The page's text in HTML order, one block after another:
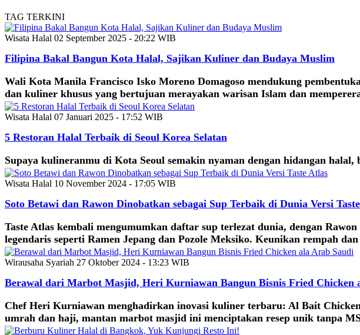
TAG TERKINI
Wisata Halal 02 September 2025 - 20:22 WIB
Filipina Bakal Bangun Kota Halal, Sajikan Kuliner dan Budaya Muslim
Wali Kota Manila Francisco Isko Moreno Domagoso mendukung
dan kuliner khusus yang bertujuan merayakan warisan Islam dan
Wisata Halal 07 Januari 2025 - 17:52 WIB
5 Restoran Halal Terbaik di Seoul Korea Selatan
Supaya kulineranmu di Kota Seoul semakin nyaman dengan hidangan
Wisata Halal 10 November 2024 - 17:05 WIB
Soto Betawi dan Rawon Dinobatkan sebagai Sup Terbaik di Dunia Versi
Taste Atlas kembali mengumumkan daftar sup terlezat dunia, dengan
legendaris seperti Ramen Jepang dan Pozole Meksiko. Keunikan rempah
Wirausaha Syariah 27 Oktober 2024 - 13:23 WIB
Berawal dari Marbot Masjid, Heri Kurniawan Bangun Bisnis Fried Chicken
Chef Heri Kurniawan menghadirkan inovasi kuliner terbaru: Al Bait
umrah dan haji, mantan marbot masjid ini menciptakan resep unik tanpa